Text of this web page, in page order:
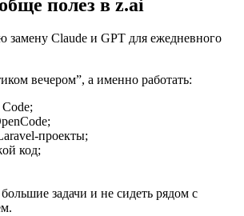
полез в z.ai
замену Claude и GPT для ежедневного
вечером”, а именно работать:
Code;
проекты;
код;
большие задачи и не сидеть рядом с